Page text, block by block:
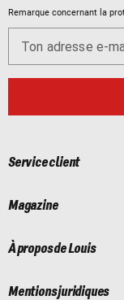
Remarque concernant la
Ton adresse e-
Service client
Magazine
À propos de Louis
Mentions juridiques